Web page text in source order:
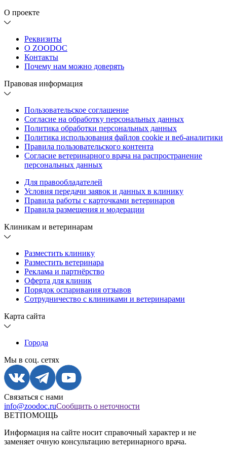
О проекте
Реквизиты
О ZOODOC
Контакты
Почему нам можно доверять
Правовая информация
Пользовательское соглашение
Согласие на обработку персональных данных
Политика обработки персональных данных
Политика использования файлов cookie и веб-аналитики
Правила пользовательского контента
Согласие ветеринарного врача на распространение
персональных данных
Для правообладателей
Условия передачи заявок и данных в клинику
Правила работы с карточками ветеринаров
Правила размещения и модерации
Клиникам и ветеринарам
Разместить клинику
Разместить ветеринара
Реклама и партнёрство
Оферта для клиник
Порядок оспаривания отзывов
Сотрудничество с клиниками и ветеринарами
Карта сайта
Города
Мы в соц. сетях
Связаться с нами
info@zoodoc.ruСообщить о неточности
ВЕТПОМОЩЬ
Информация на сайте носит справочный характер и не
заменяет очную консультацию ветеринарного врача.